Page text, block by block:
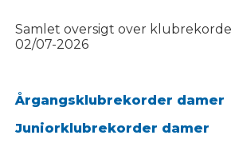
Samlet oversigt over
02/07-2026
Årgangsklubrekorder damer
Juniorklubrekorder damer